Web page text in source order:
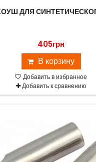
ДЛЯ
405грн
В корзину
Добавить в избранное
Добавить к сравнению